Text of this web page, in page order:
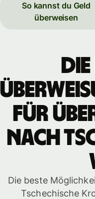
So kannst du Geld
überweisen
für
nach
Die beste
Tschechische